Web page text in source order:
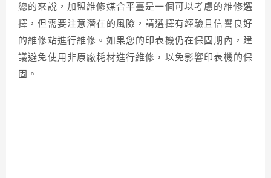
總的來說，加盟維修媒合平臺是一個可以考慮的維修選
擇，但需要注意潛在的風險，請選擇有經驗且信譽良好
的維修站進行維修。如果您的印表機仍在保固期內，建
議避免使用非原廠耗材進行維修，以免影響印表機的保
固。